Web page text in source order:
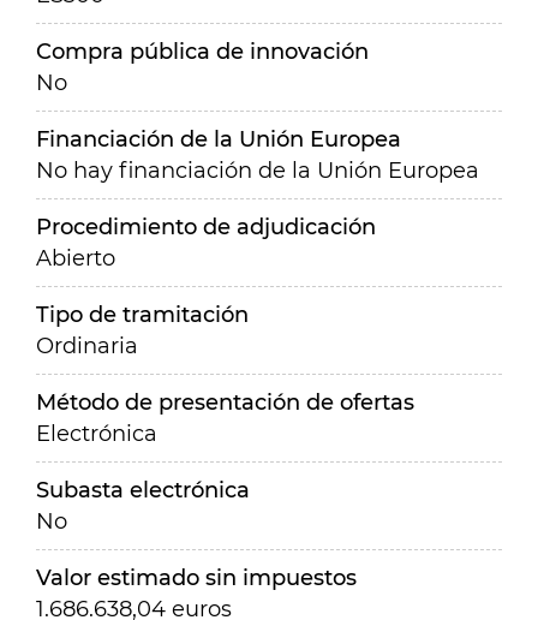
Compra pública de innovación
No
Financiación de la Unión Europea
No hay financiación de la Unión Europea
Procedimiento de adjudicación
Abierto
Tipo de tramitación
Ordinaria
Método de presentación de ofertas
Electrónica
Subasta electrónica
No
Valor estimado sin impuestos
1.686.638,04 euros